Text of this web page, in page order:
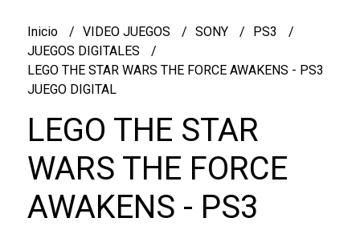
Inicio VIDEO JUEGOS SONY
PS3
JUEGOS DIGITALES
LEGO THE STAR WARS THE FORCE AWAKENS - PS3
JUEGO DIGITAL
LEGO THE STAR
WARS THE FORCE
AWAKENS - PS3